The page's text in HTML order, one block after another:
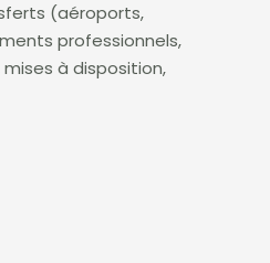
(aéroports,
professionnels,
à disposition,